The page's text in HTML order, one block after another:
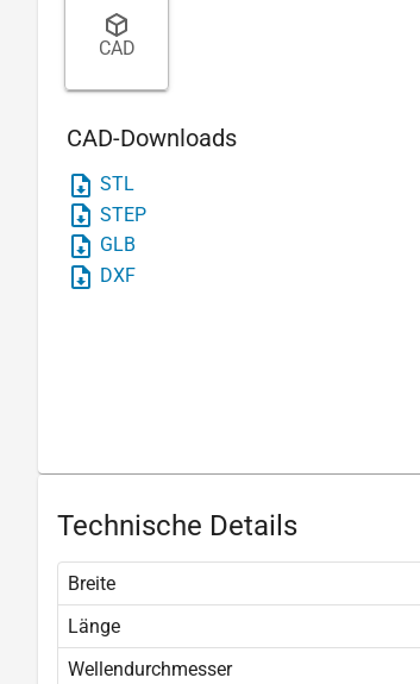
CAD
CAD-Downloads
STL
STEP
GLB
DXF
Technische Details
Breite
Länge
Wellendurchmesser